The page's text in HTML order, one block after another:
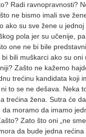
Radi ravnopravnosti?
ne bismo imali sve
ako su sve žene u
pola jer su učenije,
one ne bi bile
bili muškarci ako su oni
Zašto ne kažemo
trećinu kandidata koji
to se ne dešava. Neka
trećina žena. Sutra će
moramo da imamo
Zato što oni „ne
da bude jedna rećina